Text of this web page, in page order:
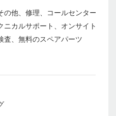
の他、修理、コールセンターと
ニカルサポート、オンサイトト
査、無料のスペアパーツ